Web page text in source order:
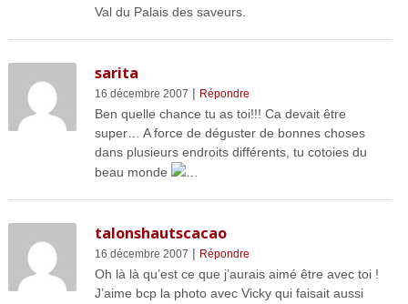
Val du Palais des saveurs.
sarita
16 décembre 2007 | Répondre
Ben quelle chance tu as toi!!! Ca devait être
super… A force de déguster de bonnes choses
dans plusieurs endroits différents, tu cotoies du
beau monde
…
talonshautscacao
16 décembre 2007 | Répondre
Oh là là qu’est ce que j’aurais aimé être avec toi !
J’aime bcp la photo avec Vicky qui faisait aussi